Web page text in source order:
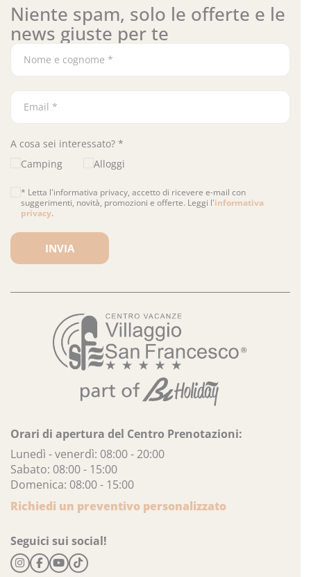
Niente spam, solo le offerte e le
news giuste per te
A cosa sei interessato? *
Camping
Alloggi
* Letta l'informativa privacy, accetto di ricevere e-mail con
suggerimenti, novità, promozioni e offerte. Leggi l'informativa
privacy.
Si prega di lasciare vuoto questo campo.
Orari di apertura del Centro Prenotazioni:
Lunedì - venerdì: 08:00 - 20:00
Sabato: 08:00 - 15:00
Domenica: 08:00 - 15:00
Richiedi un preventivo personalizzato
Seguici sui social!